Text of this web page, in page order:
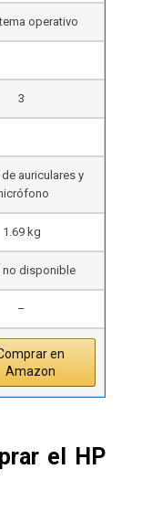
operativo
3
auriculares y
1.69 kg
no disponible
–
en
Amazon
el HP